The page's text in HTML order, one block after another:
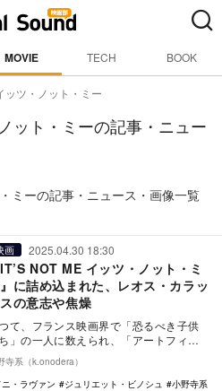
MOVIE TECH BOOK
ッツ・ノット・ミー
ット・ミーの記事・ニュー
ミーの記事・ニュース・画像一覧
画 2025.04.30 18:30
IT’S NOT ME イッツ・ノット・ミ
に詰め込まれた、レオス・カラッ
の意志や焦燥
て、フランス映画界で「恐るべき子供
」の一人に数えられ、「アートフィル
のロックスター」や、「新時代のゴダー
などと評価…
寺系（k.onodera）
・ラヴァン
ジュリエット・ビノシュ
小野寺系